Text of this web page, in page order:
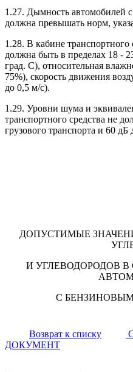
1.27. Дымность автомобилей
должна превышать норм,
1.28. В кабине транспортного
должна быть в пределах 18 -
град. C), относительная
75%), скорость движения
до 0,5 м/с).
1.29. Уровни шума и
транспортного средства не
грузового транспорта и 60 дБ
ДОПУСТИМЫЕ
И УГЛЕВОДОРОДОВ
С
Возврат к списку
ДОКУМЕНТ